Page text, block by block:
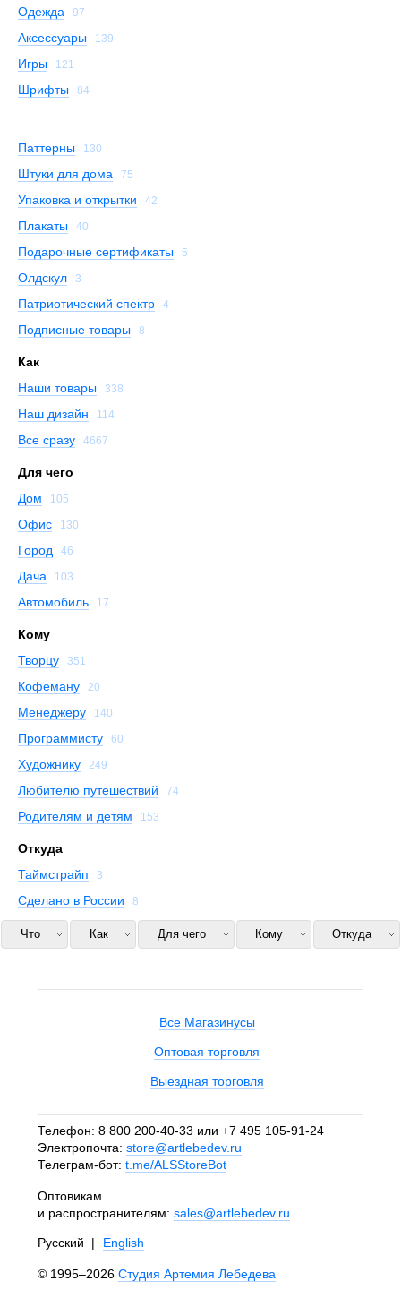
Одежда 97
Аксессуары 139
Игры 121
Шрифты 84
Паттерны 130
Штуки для дома 75
Упаковка и открытки 42
Плакаты 40
Подарочные сертификаты 5
Олдскул 3
Патриотический спектр 4
Подписные товары 8
Как
Наши товары
338
Наш дизайн 114
Все сразу 4667
Для чего
Дом
105
Офис 130
Город 46
Дача 103
Автомобиль 17
Кому
Творцу
351
Кофеману 20
Менеджеру 140
Программисту 60
Художнику 249
Любителю путешествий 74
Родителям и детям 153
Откуда
Таймстрайп
3
Сделано в России 8
Что Как Для чего Кому Откуда
Все Магазинусы
Оптовая торговля
Выездная торговля
Телефон: 8 800 200-40-33 или +7 495 105-91-24
Электропочта: store@artlebedev.ru
Телеграм-бот: t.me/ALSStoreBot
Оптовикам
и распространителям: sales@artlebedev.ru
Русский | English
© 1995–2026 Студия Артемия Лебедева